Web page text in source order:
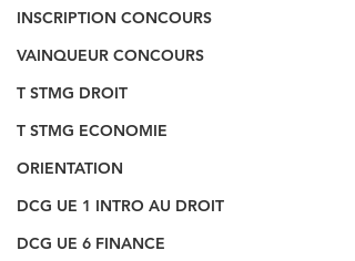
INSCRIPTION CONCOURS
VAINQUEUR CONCOURS
T STMG DROIT
T STMG ECONOMIE
ORIENTATION
DCG UE 1 INTRO AU DROIT
DCG UE 6 FINANCE